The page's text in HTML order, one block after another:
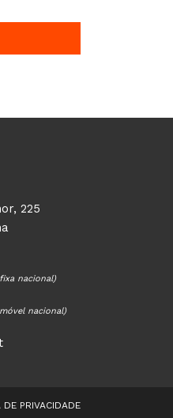
225
nacional)
nacional)
DE PRIVACIDADE